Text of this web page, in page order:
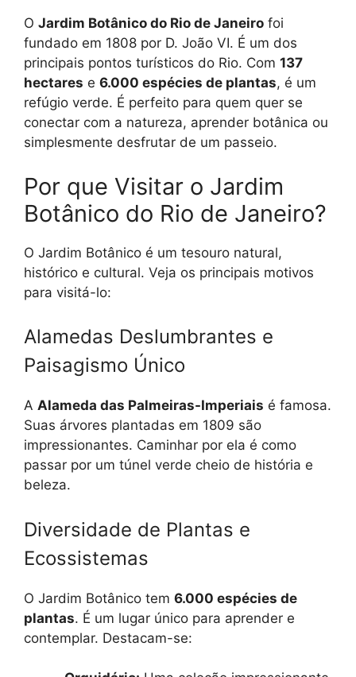
O Jardim Botânico do Rio de Janeiro foi
fundado em 1808 por D. João VI. É um dos
principais pontos turísticos do Rio. Com 137
hectares e 6.000 espécies de plantas, é um
refúgio verde. É perfeito para quem quer se
conectar com a natureza, aprender botânica ou
simplesmente desfrutar de um passeio.
Por que Visitar o Jardim
Botânico do Rio de Janeiro?
O Jardim Botânico é um tesouro natural,
histórico e cultural. Veja os principais motivos
para visitá-lo:
Alamedas Deslumbrantes e
Paisagismo Único
A Alameda das Palmeiras-Imperiais é famosa.
Suas árvores plantadas em 1809 são
impressionantes. Caminhar por ela é como
passar por um túnel verde cheio de história e
beleza.
Diversidade de Plantas e
Ecossistemas
O Jardim Botânico tem 6.000 espécies de
plantas. É um lugar único para aprender e
contemplar. Destacam-se: